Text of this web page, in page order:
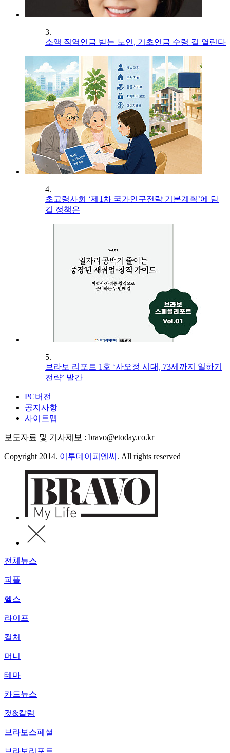
3.
소액 직역연금 받는 노인, 기초연금 수령 길 열린다
4.
초고령사회 ‘제1차 국가인구전략 기본계획’에 담
길 정책은
5.
브라보 리포트 1호 ‘사오정 시대, 73세까지 일하기
전략’ 발간
PC버전
공지사항
사이트맵
보도자료 및 기사제보 : bravo@etoday.co.kr
Copyright 2014. 이투데이피엔씨 . All rights reserved
전체뉴스
피플
헬스
라이프
컬처
머니
테마
카드뉴스
컷&칼럼
브라보스페셜